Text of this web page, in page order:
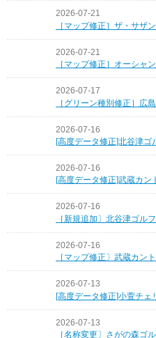
2026-07-21
［マップ修正］ザ・サザ
2026-07-21
［マップ修正］オーシャ
2026-07-17
［グリーン種別修正］広
2026-07-16
[高度データ修正]北谷津ゴ
2026-07-16
[高度データ修正]武蔵カ
2026-07-16
［新規追加〕北谷津ゴル
2026-07-16
［マップ修正〕武蔵カン
2026-07-13
[高度データ修正]小萱チェ
2026-07-13
［名称変更〕さがの森ゴ